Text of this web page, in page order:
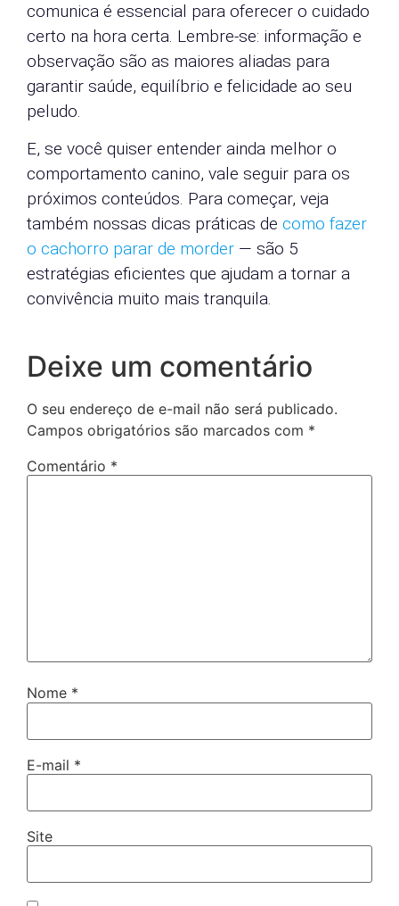
comunica é essencial para oferecer o cuidado
certo na hora certa. Lembre-se: informação e
observação são as maiores aliadas para
garantir saúde, equilíbrio e felicidade ao seu
peludo.
E, se você quiser entender ainda melhor o
comportamento canino, vale seguir para os
próximos conteúdos. Para começar, veja
também nossas dicas práticas de como fazer
o cachorro parar de morder — são 5
estratégias eficientes que ajudam a tornar a
convivência muito mais tranquila.
Deixe um comentário
O seu endereço de e-mail não será publicado.
Campos obrigatórios são marcados com *
Comentário *
Nome *
E-mail *
Site